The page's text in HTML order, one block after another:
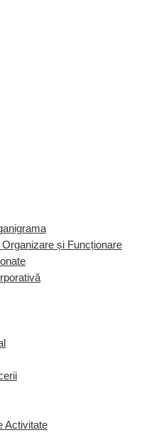
și Funcționare
Activitate